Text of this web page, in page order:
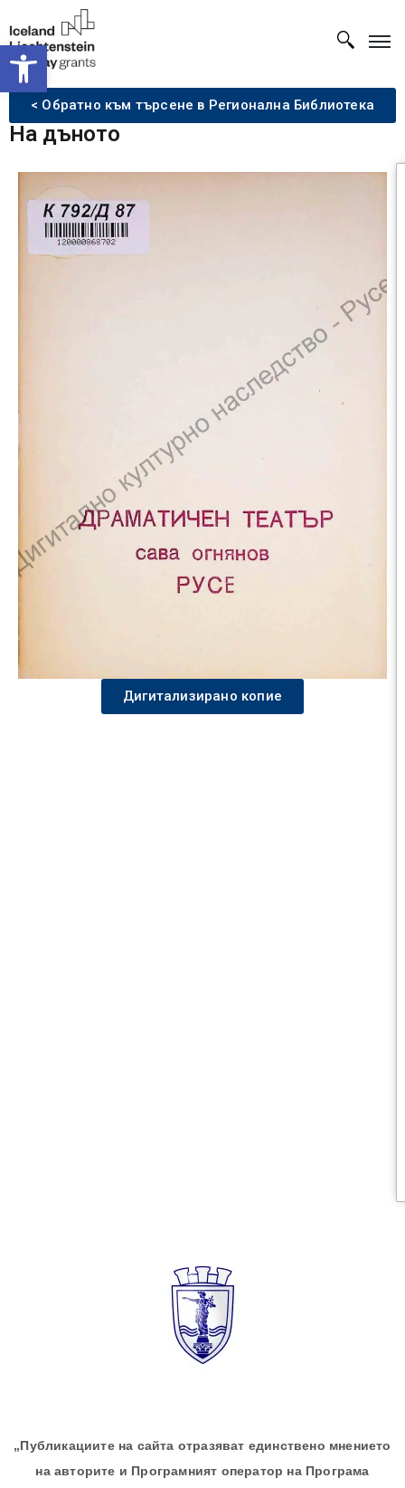
Open toolbar
< Обратно към търсене в Регионална Библиотека
На дъното
Дигитализирано копие
„Публикациите на сайта отразяват единствено мнението
на авторите и Програмният оператор на Програма